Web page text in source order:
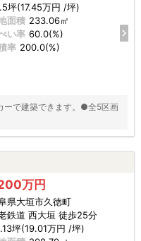
坪(17.45万円 /坪)
面積 233.06㎡
い率 60.0(%)
率 200.0(%)
ーで建築できます。●全5区画
万円
県大垣市久徳町
鉄道 西大垣 徒歩25分
坪(19.01万円 /坪)